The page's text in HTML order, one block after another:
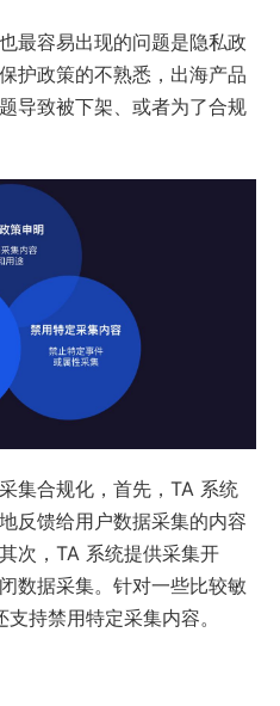
最容易出现的问题是隐私政
护政策的不熟悉，出海产品
导致被下架、或者为了合规
集合规化，首先，TA 系统
反馈给用户数据采集的内容
次，TA 系统提供采集开
数据采集。针对一些比较敏
持禁用特定采集内容。